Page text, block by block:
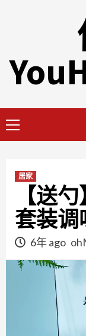
Menu
居家
【送
套装调
6年 ago